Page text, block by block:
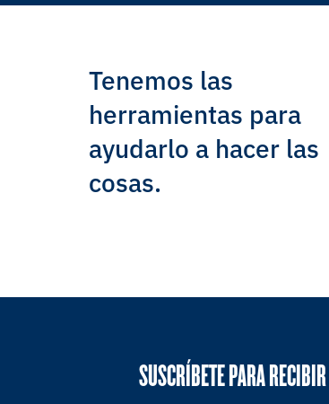
Tenemos las
herramientas para
ayudarlo a hacer las
cosas.
SUSCRÍBETE PARA